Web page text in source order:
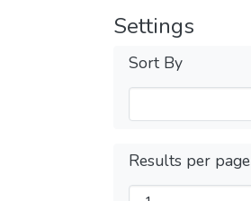
Settings
Sort By
Results per page